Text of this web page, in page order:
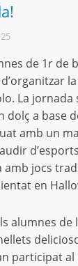
de 1r de
La jornada
a base
amb un
amb jocs
en
alumnes de
participat al